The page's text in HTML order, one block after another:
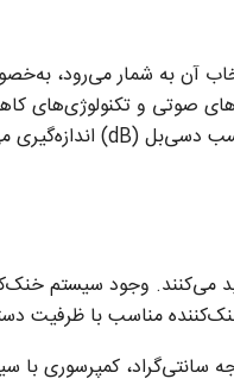
آن به شمار می‌رود،
صوتی و تکنولوژی‌های
می‌کنند. وجود سیستم
مناسب با ظرفیت